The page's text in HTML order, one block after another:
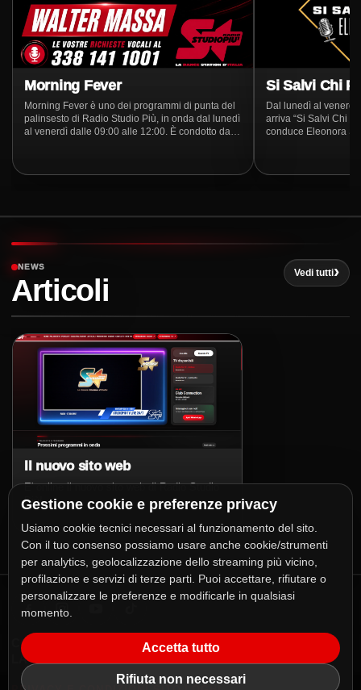
Morning Fever
Morning Fever è uno dei programmi di punta del
palinsesto di Radio Studio Più, in onda dal lunedì
al venerdì dalle 09:00 alle 12:00. È condotto dal
Si Salvi Chi
Dal lunedì al
arriva “Si Salvi Chi
conduce Eleonora Salvi. Un
una sana follia…
NEWS
Articoli
Vedi tutti
Il nuovo sito web
E' online il nuovo sito web di Radio Studio
Più!
COPYRIGHT 2026
RADIO STUDIO PIÙ S.R.L.
LA DANCE STATION D'ITALIA
Gestione cookie e preferenze privacy
Usiamo cookie tecnici necessari al funzionamento del sito.
Con il tuo consenso possiamo usare anche cookie/strumenti
per analytics, geolocalizzazione dello streaming più vicino,
profilazione e servizi di terze parti. Puoi accettare, rifiutare o
personalizzare le preferenze e modificarle in qualsiasi
momento.
Accetta tutto
Rifiuta non necessari